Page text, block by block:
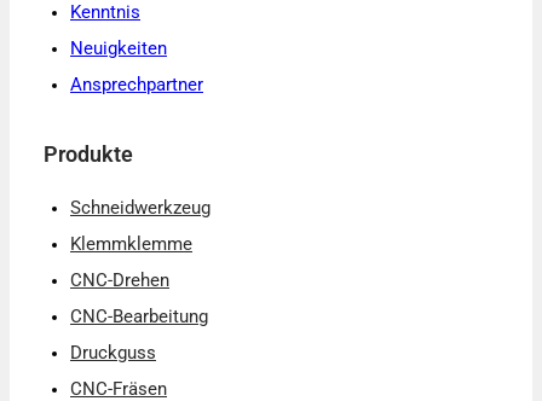
Kenntnis
Neuigkeiten
Ansprechpartner
Produkte
Schneidwerkzeug
Klemmklemme
CNC-Drehen
CNC-Bearbeitung
Druckguss
CNC-Fräsen